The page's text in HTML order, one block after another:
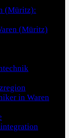
(Müritz):
(Müritz)
in Waren